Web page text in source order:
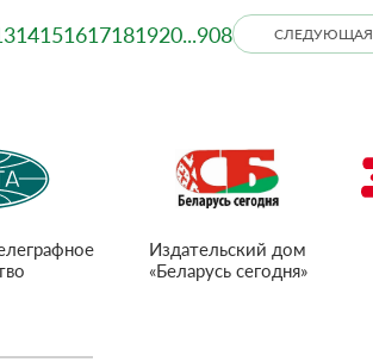
14151617181920...908 СЛЕДУЮЩАЯ
Издательский дом
«Беларусь сегодня»